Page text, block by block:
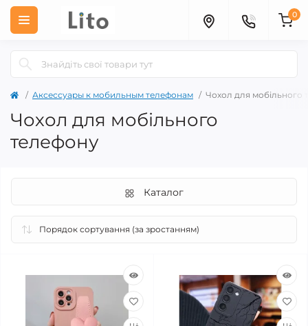
0
Аксессуары к мобильным телефонам Чохол для мобільного
Чохол для мобільного
телефону
Каталог